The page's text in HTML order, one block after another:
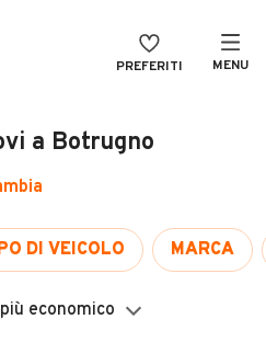
PREFERITI MENU
a Botrugno
economico